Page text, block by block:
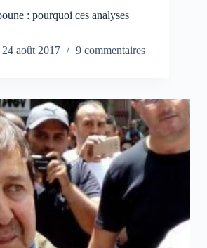
: pourquoi ces analyses
24 août 2017 9 commentaires